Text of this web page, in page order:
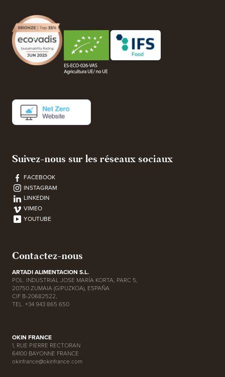
Suivez-nous sur les réseaux sociaux
FACEBOOK
INSTAGRAM
LINKEDIN
VIMEO
YOUTUBE
Contactez-nous
ARTADI ALIMENTACION S.L.
POL. INDUSTRIAL JOSE MARÍA KORTA, PARC 5,
20750 ZUMAIA (GIPUZKOA), ESPAÑA
CIF B-20682522,
TEL. +34 943 865 650
OKIN FRANCE
1, RUE PIERRE RECTORAN
64100 BAYONNE FRANCE
okinfrance@okinfrance.com